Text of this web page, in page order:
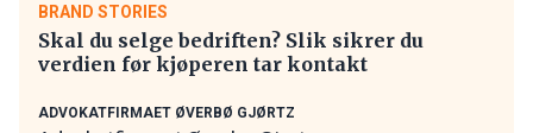
BRAND STORIES
Skal du selge bedriften? Slik sikrer du
verdien før kjøperen tar kontakt
ADVOKATFIRMAET ØVERBØ GJØRTZ